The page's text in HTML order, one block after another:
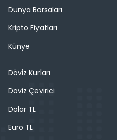
Dünya Borsaları
Kripto Fiyatları
Künye
Döviz Kurları
Döviz Çevirici
Dolar TL
Euro TL